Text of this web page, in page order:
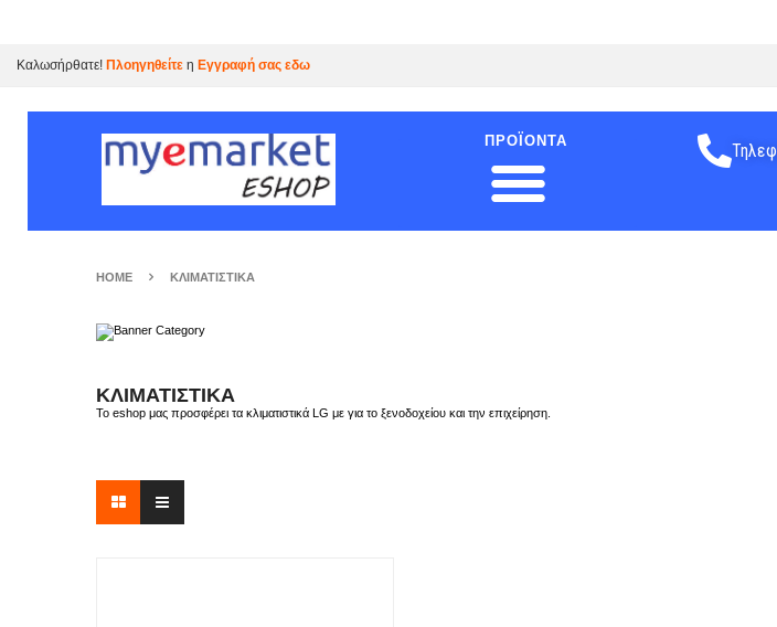
Καλωσήρθατε! Πλοηγηθείτε η Εγγραφή σας εδω
ΠΡΟΪΌΝΤΑ
HOME ΚΛΙΜΑΤΙΣΤΙΚΆ
ΚΛΙΜΑΤΙΣΤΙΚΆ
Το eshop μας προσφέρει τα κλιματιστικά LG με για το ξενοδοχείου και την επιχείρηση.